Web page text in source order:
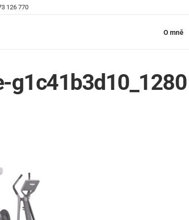
126 770
O mně